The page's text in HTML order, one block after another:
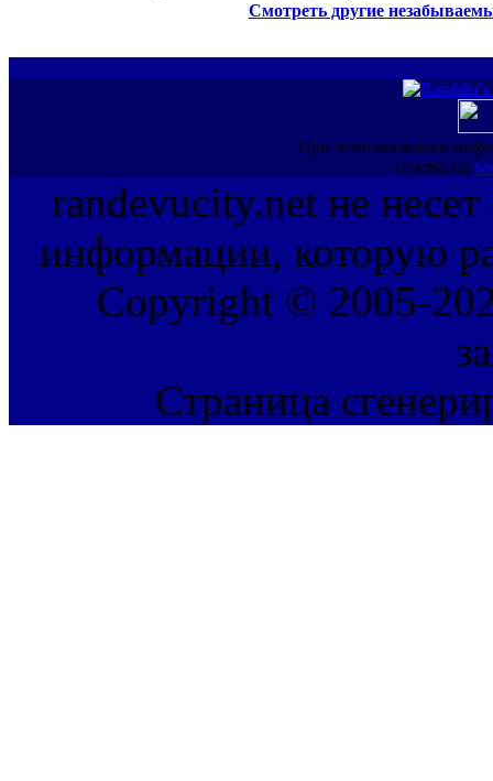
Смотреть другие
При использовании
ссылка на
randevucity.net не несет
информации, которую
Copyright © 2005-
Страница